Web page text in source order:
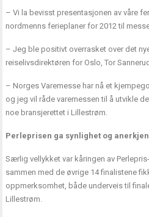
– Vi la bevisst presentasjonen av våre
nordmenns ferieplaner for 2012 til
– Jeg ble positivt overrasket over det
reiselivsdirektøren for Oslo, Tor
– Norges Varemesse har nå et
og jeg vil råde varemessen til å utvikle
noe bransjerettet i Lillestrøm.
Perleprisen ga synlighet og
Særlig vellykket var kåringen av
sammen med de øvrige 14 finalistene
oppmerksomhet, både underveis til
Lillestrøm.